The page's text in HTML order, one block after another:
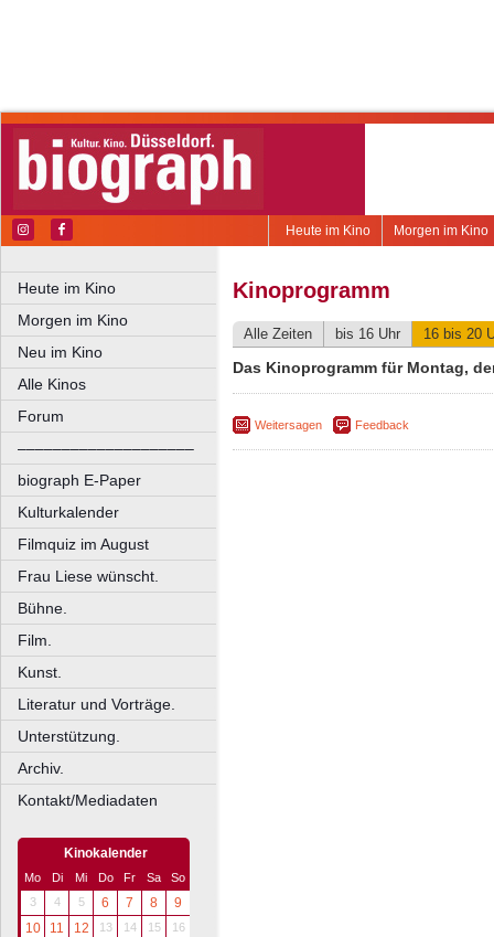
Morgen im Kino
Heute im Kino
Heute im Kino
Morgen im Kino
Neu im Kino
Alle Kinos
Forum
––––––––––––––––––––
biograph E-Paper
Kulturkalender
Filmquiz im August
Frau Liese wünscht.
Bühne.
Film.
Kunst.
Literatur und Vorträge.
Unterstützung.
Archiv.
Kontakt/Mediadaten
Kinokalender
Mo Di Mi Do Fr Sa
So
3
4 5 6 7 8
9
10
11 12 13 14 15 16
Kinoprogramm
Alle Zeiten bis 16 Uhr 16 bis 20
Das Kinoprogramm für Montag,
Weitersagen Feedback